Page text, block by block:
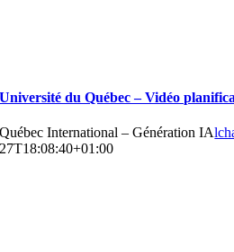
Université du Québec – Vidéo
Québec International – Génération IA
27T18:08:40+01:00